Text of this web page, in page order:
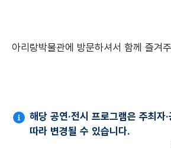
아리랑박물관에 방문하셔서 함께 즐겨
해당 공연·전시 프로그램은 주최자
따라 변경될 수 있습니다.